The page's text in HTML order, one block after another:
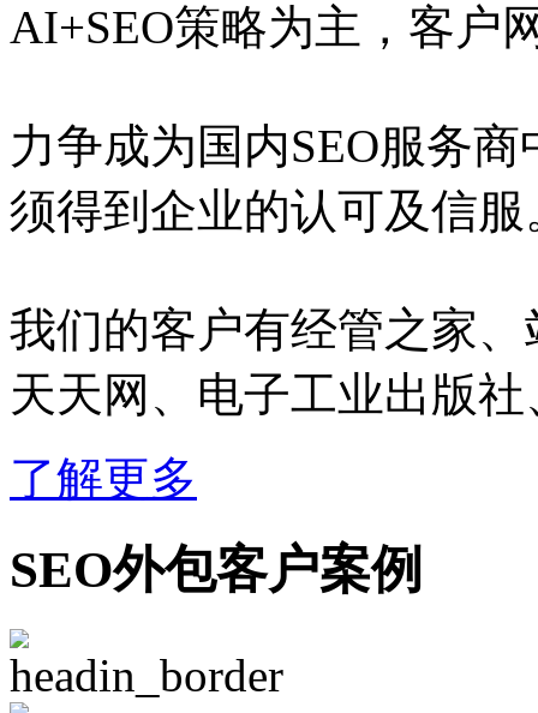
AI+SEO策略为主，客户
力争成为国内SEO服务
须得到企业的认可及信服
我们的客户有经管之家
天天网、电子工业出版
了解更多
SEO外包客户案例